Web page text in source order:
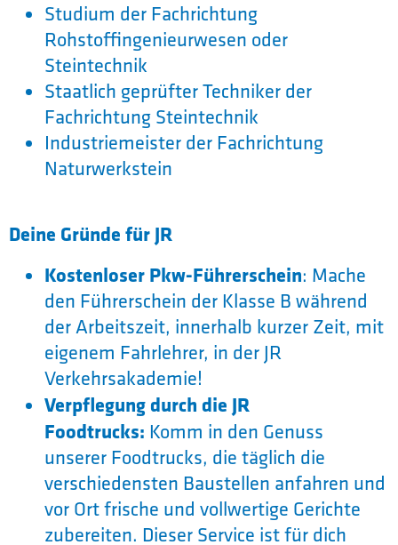
Studium der Fachrichtung
Rohstoffingenieurwesen oder
Steintechnik
Staatlich geprüfter Techniker der
Fachrichtung Steintechnik
Industriemeister der Fachrichtung
Naturwerkstein
Deine Gründe für JR
Kostenloser Pkw-Führerschein: Mache
den Führerschein der Klasse B während
der Arbeitszeit, innerhalb kurzer Zeit, mit
eigenem Fahrlehrer, in der JR
Verkehrsakademie!
Verpflegung durch die JR
Foodtrucks: Komm in den Genuss
unserer Foodtrucks, die täglich die
verschiedensten Baustellen anfahren und
vor Ort frische und vollwertige Gerichte
zubereiten. Dieser Service ist für dich